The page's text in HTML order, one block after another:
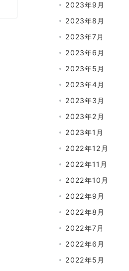
2023年9月
2023年8月
2023年7月
2023年6月
2023年5月
2023年4月
2023年3月
2023年2月
2023年1月
2022年12月
2022年11月
2022年10月
2022年9月
2022年8月
2022年7月
2022年6月
2022年5月